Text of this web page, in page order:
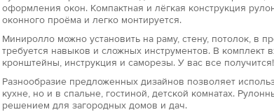
оформления окон. Компактная и лёгкая конструкция
оконного проёма и легко монтируется.
Миниролло можно установить на раму, стену, потолок, в
требуется навыков и сложных инструментов. В комплект
кронштейны, инструкция и саморезы. У вас все
Разнообразие предложенных дизайнов позволяет
кухне, но и в спальне, гостиной, детской комнатах.
решением для загородных домов и дач.
направляющей планки и
роллеты возможно к стене над
проема.
Закрытого типа
Конструкция работает по
текстильное полотно